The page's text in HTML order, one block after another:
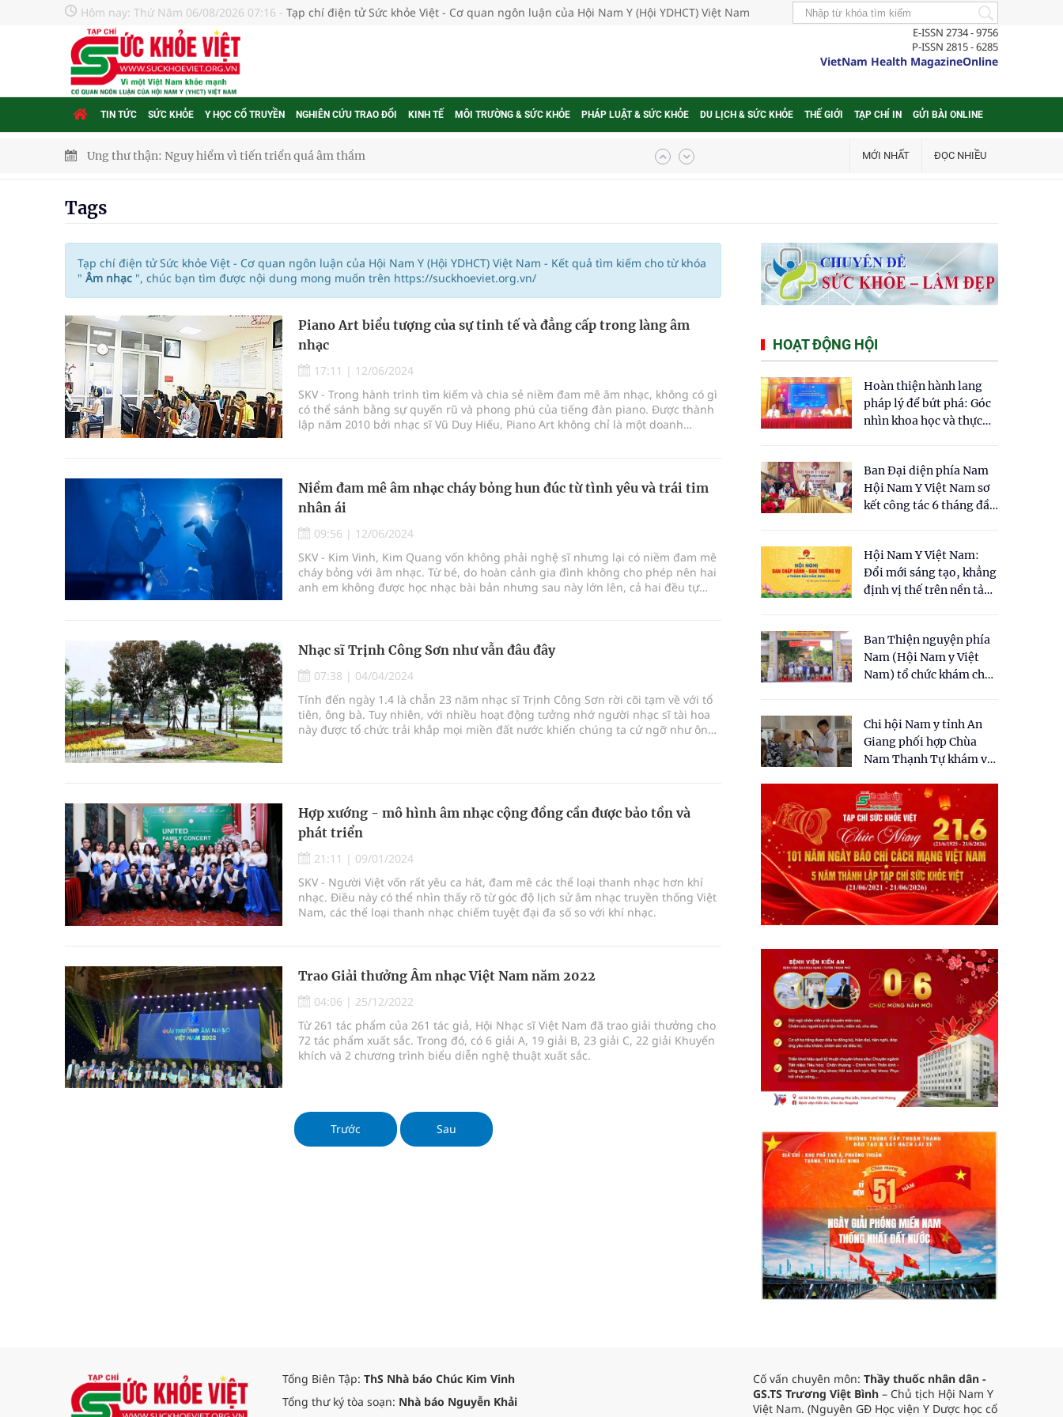
Hôm nay: Thứ Năm 06/08/2026 07:16 - Tạp chí điện tử Sức khỏe Việt - Cơ quan ngôn luận của Hội Nam Y (Hội YDHCT) Việt Nam
E-ISSN 2734 - 9756
P-ISSN 2815 - 6285
VietNam Health MagazineOnline
TIN TỨC SỨC KHỎE Y HỌC CỔ TRUYỀN NGHIÊN CỨU TRAO ĐỔI KINH TẾ MÔI TRƯỜNG & SỨC KHỎE PHÁP LUẬT & SỨC KHỎE DU LỊCH & SỨC KHỎE THẾ GIỚI TẠP CHÍ IN GỬI BÀI ONLINE
Ung thư thận: Nguy hiểm vì tiến triển quá âm thầm
Lâm Đồng: Quyết tâm đưa sân bay Liên Khương trở lại khai thác vào ngày 19/8
Ngày hoạt động đầu tiên, Bệnh viện Phụ sản Trung ương cơ sở 2 đón hơn 500 lượt khám
Dự báo thời tiết ngày 06/8/2026: Bắc Bộ có mưa dông rải rác.
Nâng cao chất lượng đào tạo, đáp ứng yêu cầu phát triển nguồn nhân lực thời kỳ mới
Bộ Y tế yêu cầu ngừng ngay kinh doanh thực phẩm Slimaura Care x3 trên 2 sàn thương mại điện tử
BSR tăng 12,5% năng lực tồn chứa dầu thô tại NMLD Dung Quất
cầu
MỚI NHẤT ĐỌC NHIỀU
Tags
Tạp chí điện tử Sức khỏe Việt - Cơ quan ngôn luận của Hội Nam Y (Hội YDHCT) Việt Nam - Kết quả tìm kiếm cho từ khóa
" Âm nhạc ", chúc bạn tìm được nội dung mong muốn trên https://suckhoeviet.org.vn/
Piano Art biểu tượng của sự tinh tế và đẳng cấp trong làng âm
nhạc
17:11 | 12/06/2024
SKV - Trong hành trình tìm kiếm và chia sẻ niềm đam mê âm nhạc, không có gì
có thể sánh bằng sự quyến rũ và phong phú của tiếng đàn piano. Được thành
lập năm 2010 bởi nhạc sĩ Vũ Duy Hiếu, Piano Art không chỉ là một doanh
Niềm đam mê âm nhạc cháy bỏng hun đúc từ tình yêu và trái tim
nhân ái
09:56 | 12/06/2024
SKV - Kim Vinh, Kim Quang vốn không phải nghệ sĩ nhưng lại có niềm đam mê
cháy bỏng với âm nhạc. Từ bé, do hoàn cảnh gia đình không cho phép nên hai
anh em không được học nhạc bài bản nhưng sau này lớn lên, cả hai đều tự
Nhạc sĩ Trịnh Công Sơn như vẫn đâu đây
07:38 | 04/04/2024
Tính đến ngày 1.4 là chẵn 23 năm nhạc sĩ Trịnh Công Sơn rời cõi tạm về với tổ
tiên, ông bà. Tuy nhiên, với nhiều hoạt động tưởng nhớ người nhạc sĩ tài hoa
này được tổ chức trải khắp mọi miền đất nước khiến chúng ta cứ ngỡ như ông
Hợp xướng - mô hình âm nhạc cộng đồng cần được bảo tồn và
phát triển
21:11 | 09/01/2024
SKV - Người Việt vốn rất yêu ca hát, đam mê các thể loại thanh nhạc hơn khí
nhạc. Điều này có thể nhìn thấy rõ từ góc độ lịch sử âm nhạc truyền thống Việt
Nam, các thể loại thanh nhạc chiếm tuyệt đại đa số so với khí nhạc.
Trao Giải thưởng Âm nhạc Việt Nam năm 2022
04:06 | 25/12/2022
Từ 261 tác phẩm của 261 tác giả, Hội Nhạc sĩ Việt Nam đã trao giải thưởng cho
72 tác phẩm xuất sắc. Trong đó, có 6 giải A, 19 giải B, 23 giải C, 22 giải Khuyến
khích và 2 chương trình biểu diễn nghệ thuật xuất sắc.
Trước Sau
HOẠT ĐỘNG HỘI
Hoàn thiện hành lang
pháp lý để bứt phá: Góc
nhìn khoa học và thực
cho Luật Y dược cổ
truyền Việt Nam"
Ban Đại diện phía Nam
Hội Nam Y Việt Nam sơ
kết công tác 6 tháng đầu
Hội Nam Y Việt Nam:
Đổi mới sáng tạo, khẳng
định vị thế trên nền tảng
Ban Thiện nguyện phía
Nam (Hội Nam y Việt
Nam) tổ chức khám chữa
dân tại xã Tân Tập
Chi hội Nam y tỉnh An
Giang phối hợp Chùa
Nam Thạnh Tự khám và
nhân dân
Tổng Biên Tập: ThS Nhà báo Chúc Kim Vinh
Tổng thư ký tòa soạn: Nhà báo Nguyễn Khải
Cố vấn chuyên môn: Thầy thuốc nhân dân -
GS.TS Trương Việt Bình – Chủ tịch Hội Nam Y
Việt Nam. (Nguyên GĐ Học viện Y Dược học cổ